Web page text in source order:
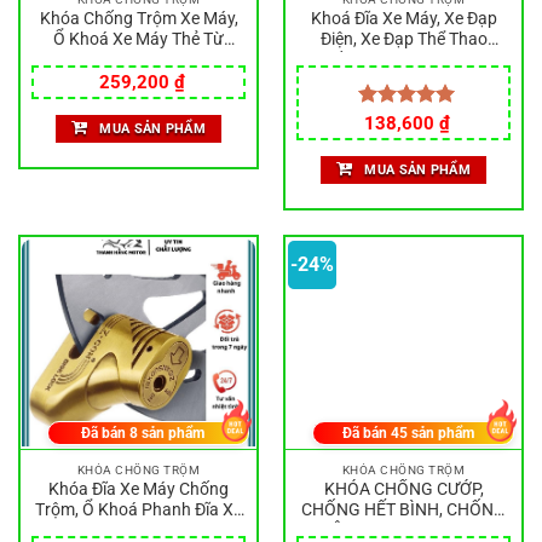
Khóa Chống Trộm Xe Máy,
Ổ Khoá Xe Máy Thẻ Từ
Chống Trộm, Khóa Thẻ Từ
Xe Máy
Giá
gốc
là:
320,000 ₫.
259,200 ₫Giá
hiện
tại
là:
259,200 ₫.
MUA SẢN PHẨM
Khoá Đĩa Xe Máy, Xe Đạp
Điện, Xe Đạp Thể Thao
Cao Cấp Chống Cắt, Khóa
Đĩa Chống Trộm
Được xếp
hạng5.00
5 sao
Giá
gốc
là:
140,000 ₫.
138,600 ₫Giá
hiện
tại
là:
138,600 ₫.
MUA SẢN PHẨM
KHÓA CHỐNG TRỘM
Khóa Đĩa Xe Máy Chống
Trộm, Ổ Khoá Phanh Đĩa Xe
Đã bán8 sản phẩm
-24%
KHÓA CHỐNG TRỘM
KHÓA CHỐNG CƯỚP,
CHỐNG HẾT BÌNH, CHỐNG
Đã bán 45sản phẩm